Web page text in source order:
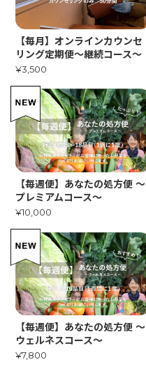
【毎月】オンラインカウンセ
リング定期便〜継続コース〜
¥3,500
【毎週便】あなたの処方便 〜
プレミアムコース〜
¥10,000
【毎週便】あなたの処方便 〜
ウェルネスコース〜
¥7,800